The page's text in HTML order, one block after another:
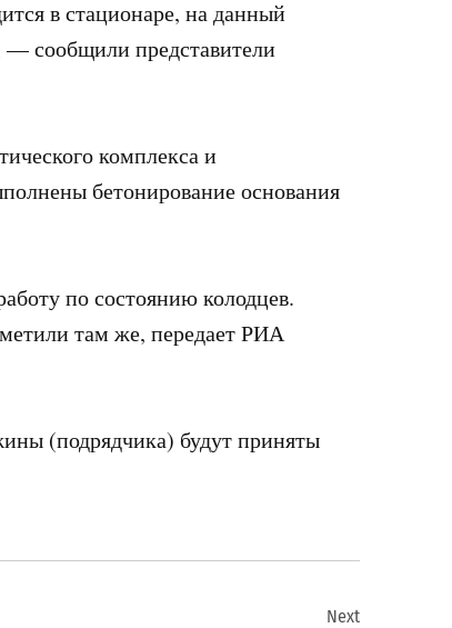
в стационаре, на данный
— сообщили представители
комплекса и
бетонирование основания
по состоянию колодцев.
там же, передает РИА
(подрядчика) будут приняты
Next